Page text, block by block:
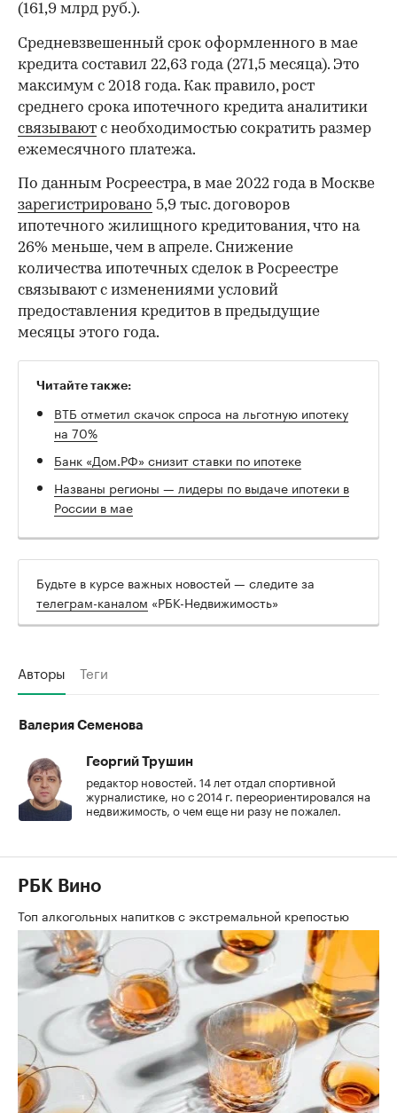
(161,9 млрд руб.).
Средневзвешенный срок оформленного в мае
кредита составил 22,63 года (271,5 месяца). Это
максимум с 2018 года. Как правило, рост
среднего срока ипотечного кредита аналитики
связывают с необходимостью сократить размер
ежемесячного платежа.
По данным Росреестра, в мае 2022 года в Москве
зарегистрировано 5,9 тыс. договоров
ипотечного жилищного кредитования, что на
26% меньше, чем в апреле. Снижение
количества ипотечных сделок в Росреестре
связывают с изменениями условий
предоставления кредитов в предыдущие
месяцы этого года.
Читайте также:
ВТБ отметил скачок спроса на льготную ипотеку
на 70%
Банк «Дом.РФ» снизит ставки по ипотеке
Названы регионы — лидеры по выдаче ипотеки в
России в мае
Будьте в курсе важных новостей — следите за
телеграм-каналом «РБК-Недвижимость»
Авторы Теги
Валерия Семенова
Георгий Трушин
редактор новостей. 14 лет отдал спортивной
журналистике, но с 2014 г. переориентировался на
недвижимость, о чем еще ни разу не пожалел.
РБК Вино
Топ алкогольных напитков с экстремальной крепостью